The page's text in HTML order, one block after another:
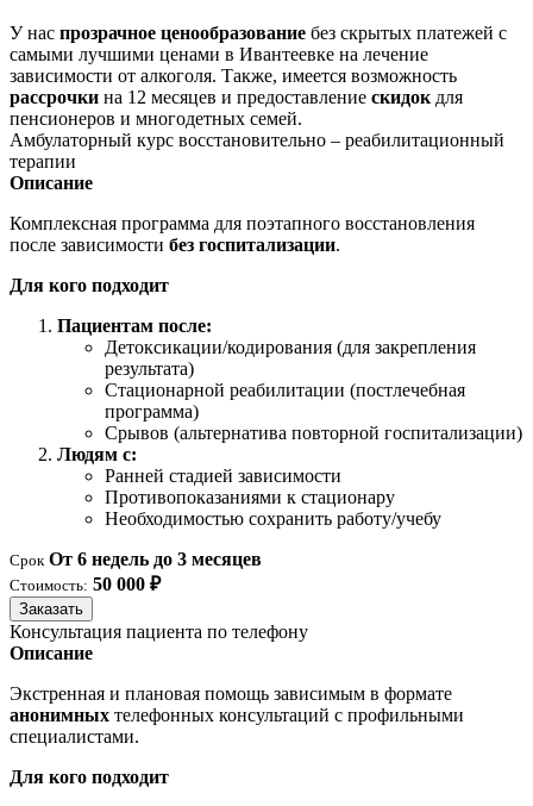
У нас прозрачное ценообразование без скрытых платежей с
самыми лучшими ценами в Ивантеевке на лечение
зависимости от алкоголя. Также, имеется возможность
рассрочки на 12 месяцев и предоставление скидокдля
пенсионеров и многодетных семей.
Амбулаторный курс восстановительно – реабилитационный
терапии
Описание
Комплексная программа для поэтапного восстановления
после зависимости без госпитализации.
Для кого подходит
Пациентам после:
Детоксикации/кодирования (для закрепления
результата)
Стационарной реабилитации (постлечебная
программа)
Срывов (альтернатива повторной госпитализации)
Людям с:
Ранней стадией зависимости
Противопоказаниями к стационару
Необходимостью сохранить работу/учебу
Срок От 6 недель до 3 месяцев
Стоимость: 50 000 ₽
Заказать
Консультация пациента по телефону
Описание
Экстренная и плановая помощь зависимым в формате
анонимных телефонных консультаций с профильными
специалистами.
Для кого подходит